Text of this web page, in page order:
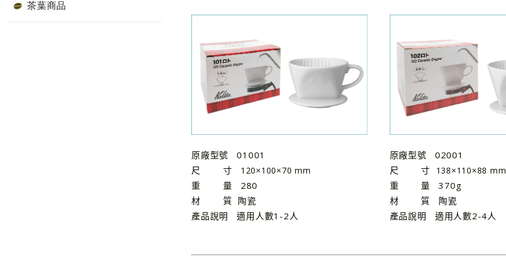
茶葉商品
原廠型號 01001
尺 寸 120×100×70 mm
重 量 280
材 質 陶瓷
產品說明 適用人數1-2人
原廠型號 02001
尺 寸 138×110×88 mm
重 量 370g
材 質 陶瓷
產品說明 適用人數2-4人